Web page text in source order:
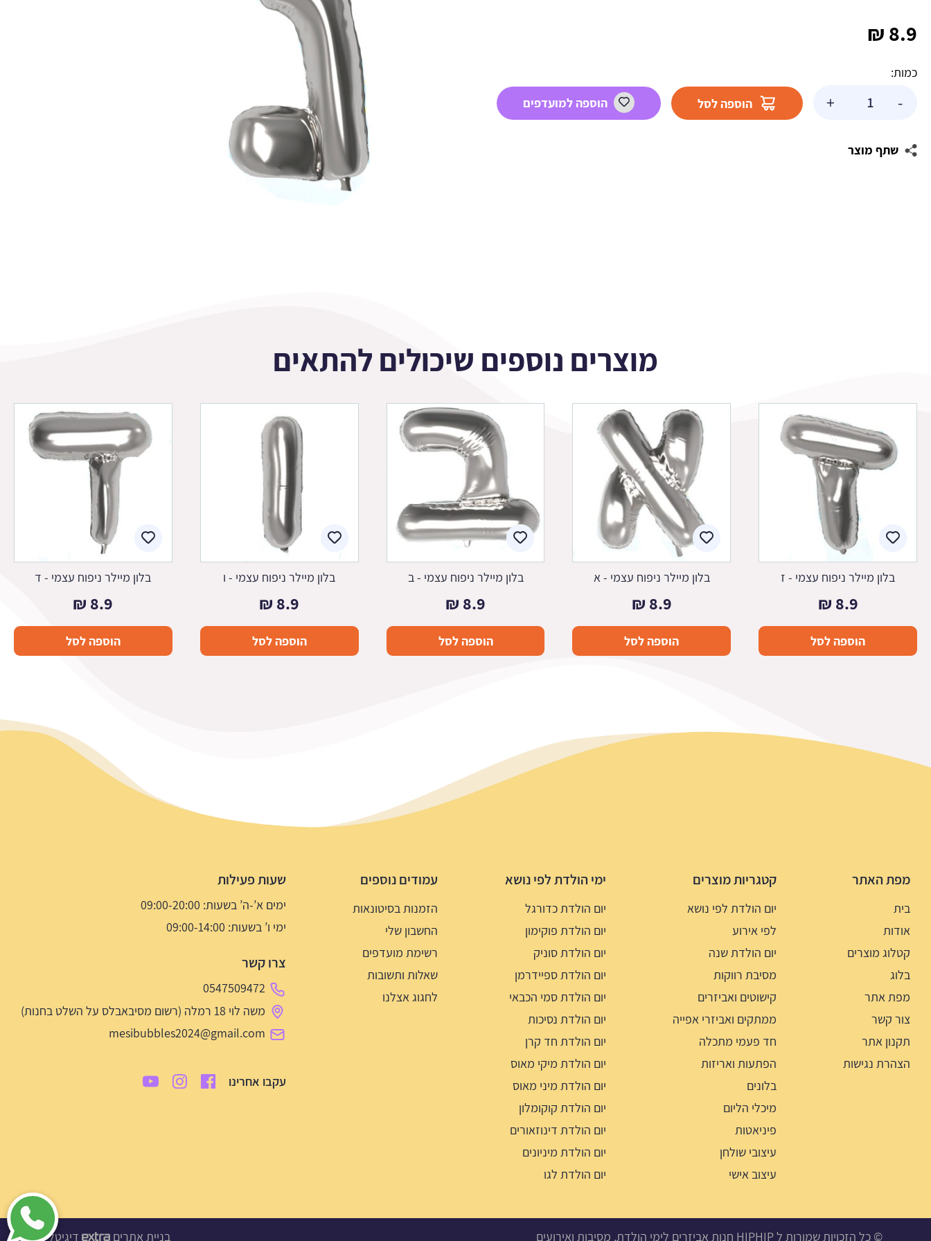
8.9
₪
כמות:
-
של
ניפוח
+ הוספה לסל הוספה למועדפים
שתף מוצר
מוצרים נוספים שיכולים להתאים
בלון מיילר ניפוח עצמי - ז
8.9
₪
הוספה לסל
בלון מיילר ניפוח עצמי - א
8.9
₪
הוספה לסל
בלון מיילר ניפוח עצמי - ב
8.9
₪
הוספה לסל
בלון מיילר ניפוח עצמי - ו
8.9
₪
הוספה לסל
בלון מיילר ניפוח עצמי - ד
8.9
₪
הוספה לסל
מפת האתר
בית
אודות
קטלוג מוצרים
בלוג
מפת אתר
צור קשר
תקנון אתר
הצהרת נגישות
קטגריות מוצרים
יום הולדת לפי נושא
לפי אירוע
יום הולדת שנה
מסיבת רווקות
קישוטים ואביזרים
ממתקים ואביזרי אפייה
חד פעמי מתכלה
הפתעות ואריזות
בלונים
מיכלי הליום
פיניאטות
עיצובי שולחן
עיצוב אישי
ימי הולדת לפי נושא
יום הולדת כדורגל
יום הולדת פוקימון
יום הולדת סוניק
יום הולדת ספיידרמן
יום הולדת סמי הכבאי
יום הולדת נסיכות
יום הולדת חד קרן
יום הולדת מיקי מאוס
יום הולדת מיני מאוס
יום הולדת קוקומלון
יום הולדת דינוזאורים
יום הולדת מיניונים
יום הולדת לגו
עמודים נוספים
הזמנות בסיטונאות
החשבון שלי
רשימת מועדפים
שאלות ותשובות
לחגוג אצלנו
שעות פעילות
ימים א’-ה’ בשעות: 09:00-20:00
ימי ו’ בשעות: 09:00-14:00
צרו קשר
0547509472
משה לוי 18 רמלה (רשום מסיבאבלס על השלט בחנות)
mesibubbles2024@gmail.com
עקבו אחרינו
© כל הזכויות שמורות ל HIPHIP חנות אביזרים לימי הולדת, מסיבות ואירועים בניית אתרים דיגיטל